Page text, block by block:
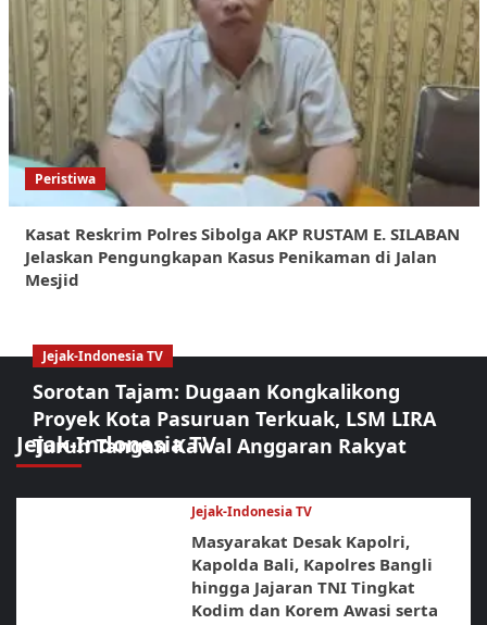
Peristiwa
Kasat Reskrim Polres Sibolga AKP RUSTAM E. SILABAN
Jelaskan Pengungkapan Kasus Penikaman di Jalan
Mesjid
Jejak-Indonesia TV
Jejak-Indonesia TV
Sorotan Tajam: Dugaan Kongkalikong
Proyek Kota Pasuruan Terkuak, LSM LIRA
Turun Tangan Kawal Anggaran Rakyat
Jejak-Indonesia TV
Masyarakat Desak Kapolri,
Kapolda Bali, Kapolres Bangli
hingga Jajaran TNI Tingkat
Kodim dan Korem Awasi serta